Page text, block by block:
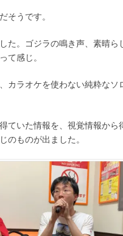
そうです。
た。ゴジラの鳴き声、素晴ら
て感じ。
カラオケを使わない純粋なソ
ていた情報を、視覚情報から
のものが出ました。